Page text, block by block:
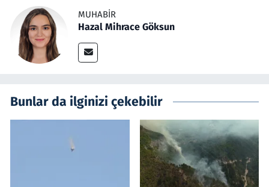
MUHABIR
Hazal Mihrace Göksun
Bunlar da ilginizi çekebilir